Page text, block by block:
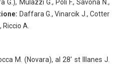
Mulazzi G., Poli F., Savona N.,
Daffara G., Vinarcik J., Cotter
A.
M. (Novara), al 28′ st Illanes J.